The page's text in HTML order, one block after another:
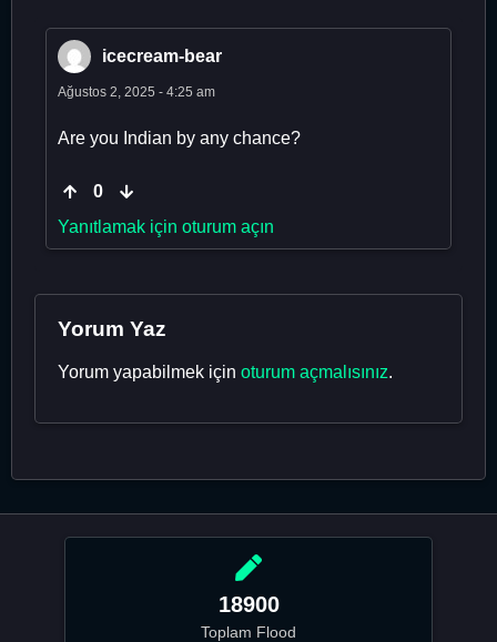
icecream-bear
Ağustos 2, 2025 - 4:25 am
Are you Indian by any chance?
0
Yanıtlamak için oturum açın
Yorum Yaz
Yorum yapabilmek için oturum açmalısınız.
18900
Toplam Flood